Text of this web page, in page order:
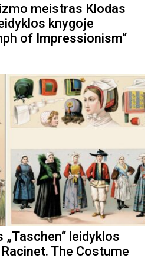
meistras Klodas
knygoje
of Impressionism“
leidyklos
The Costume